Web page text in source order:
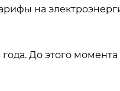
на
До этого момента